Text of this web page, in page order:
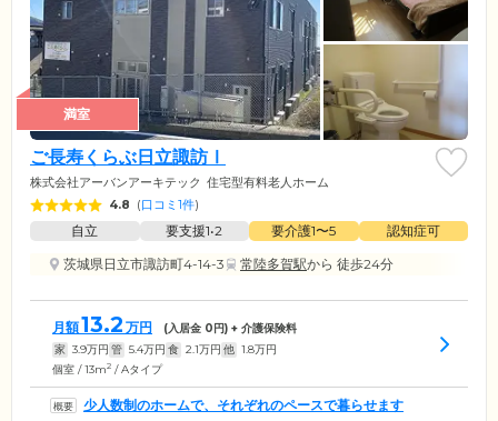
満室
ご長寿くらぶ日立諏訪Ⅰ
株式会社アーバンアーキテック 住宅型有料老人ホーム
4.8 (口コミ1件)
自立 要支援1•2 要介護1〜5
認知症可
茨城県日立市諏訪町4-14-3
常陸多賀駅から 徒歩24分
月額13.2 万円 (入居金 0円) + 介護保険料
家 3.9万円 管 5.4万円 食 2.1万円 他 1.8万円
個室 / 13m2 / Aタイプ
少人数制のホームで、それぞれのペースで暮らせます